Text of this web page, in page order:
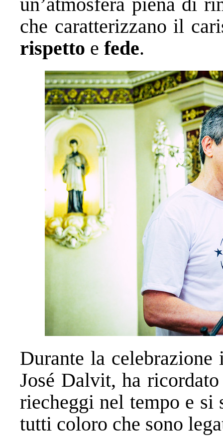
che caratterizzano il
rispetto e fede.
Durante la
José Dalvit, ha
riecheggi nel tempo e si
tutti coloro che sono